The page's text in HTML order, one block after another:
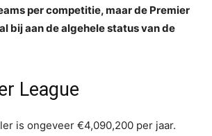
per competitie, maar de Premier
bij aan de algehele status van de
League
is ongeveer €4,090,200 per jaar.